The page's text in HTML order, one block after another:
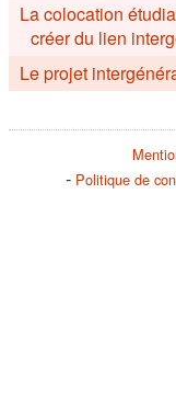
La colocation
créer du lien
Le projet
Politique de